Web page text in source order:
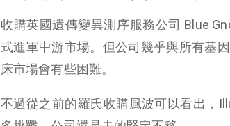
收購英國遺傳變異測序服務公司 Blue
式進軍中游市場。但公司幾乎與所有基
床市場會有些困難。
不過從之前的羅氏收購風波可以看出，